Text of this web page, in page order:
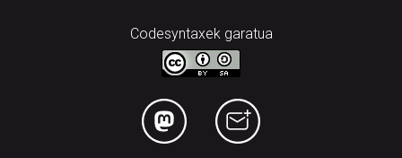
Codesyntaxek garatua